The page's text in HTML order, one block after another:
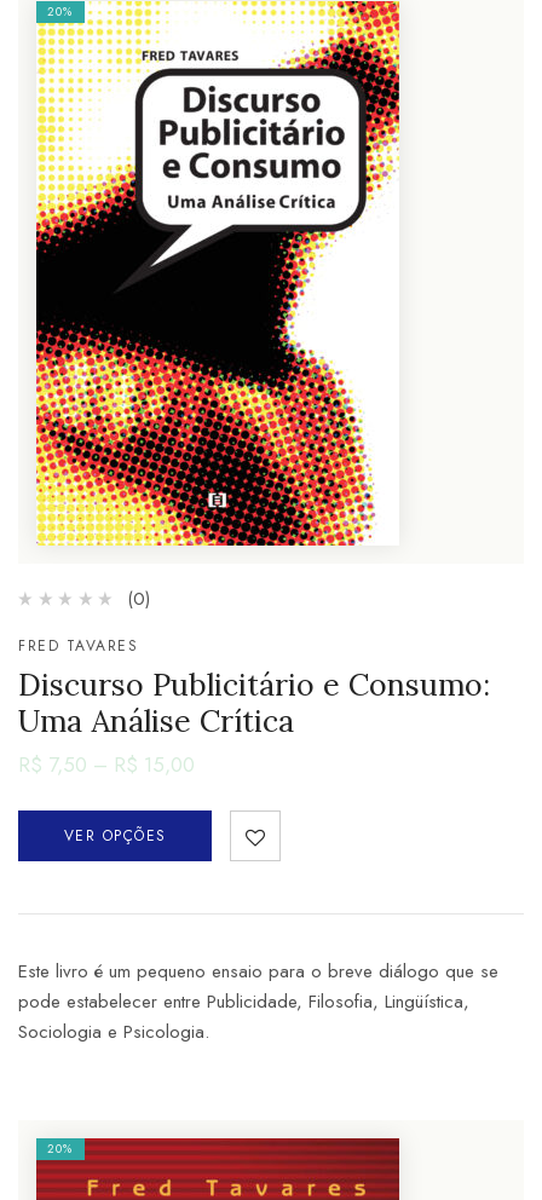
20%
(0)
FRED TAVARES
Discurso Publicitário e Consumo:
Uma Análise Crítica
R$ 7,50 – R$ 15,00
VER OPÇÕES
Este livro é um pequeno ensaio para o breve diálogo que se
pode estabelecer entre Publicidade, Filosofia, Lingüística,
Sociologia e Psicologia.
20%